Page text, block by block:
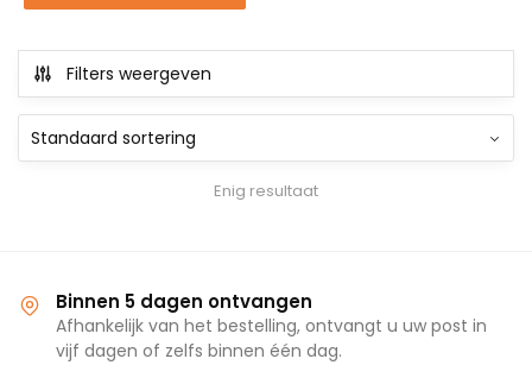
Filters weergeven
Enig resultaat
Binnen 5 dagen ontvangen
Afhankelijk van het bestelling, ontvangt u uw post in
vijf dagen of zelfs binnen één dag.